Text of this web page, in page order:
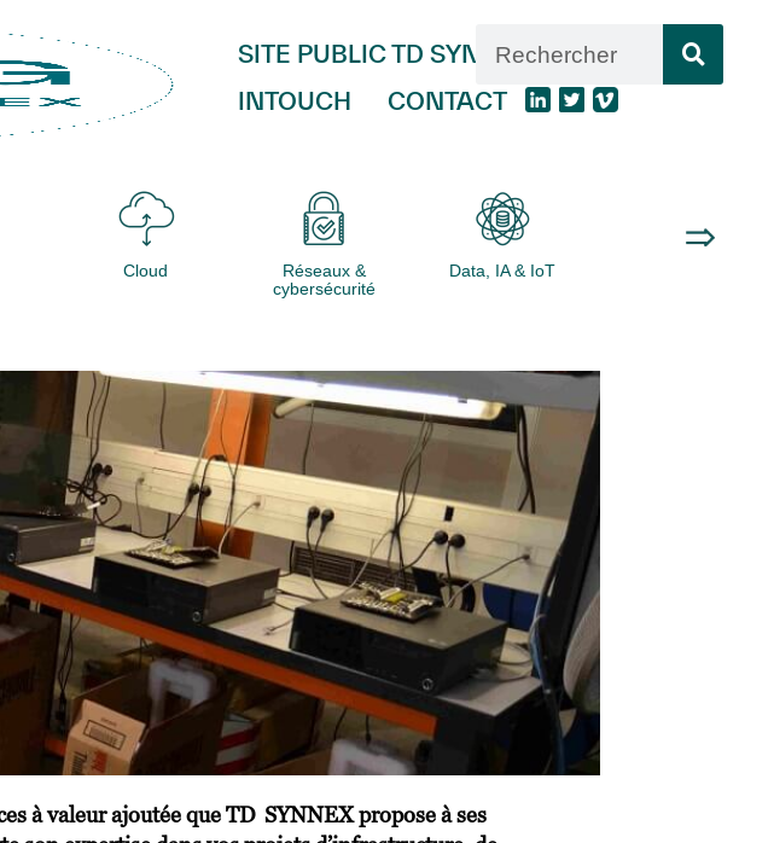
SITE PUBLIC TD SYNNEX
INTOUCH
CONTACT
Cloud
Réseaux &
cybersécurité
Data, IA & IoT
à valeur ajoutée que TD SYNNEX propose à ses